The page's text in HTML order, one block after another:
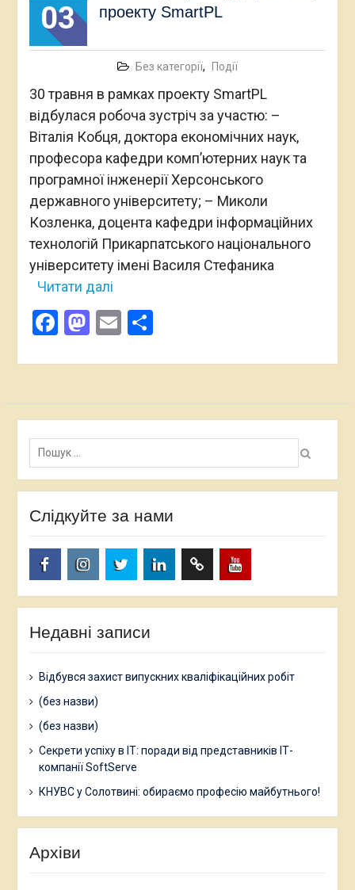
03
проекту SmartPL
Без категорії, Події
30 травня в рамках проекту SmartPL
відбулася робоча зустріч за участю: –
Віталія Кобця, доктора економічних наук,
професора кафедри комп’ютерних наук та
програмної інженерії Херсонського
державного університету; – Миколи
Козленка, доцента кафедри інформаційних
технологій Прикарпатського національного
університету імені Василя Стефаника
Читати далі
Facebook
Mastodon
EmailПоділитися
Пошук:
Слідкуйте за нами
Недавні записи
Відбувся захист випускних кваліфікаційних робіт
(без назви)
(без назви)
Секрети успіху в ІТ: поради від представників ІТ-
компанії SoftServe
КНУВС у Солотвині: обираємо професію майбутнього!
Архіви